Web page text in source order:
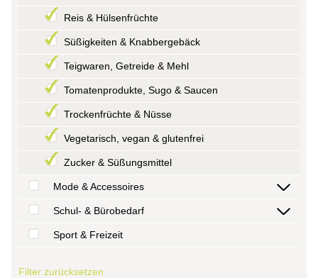
Reis & Hülsenfrüchte
Süßigkeiten & Knabbergebäck
Teigwaren, Getreide & Mehl
Tomatenprodukte, Sugo & Saucen
Trockenfrüchte & Nüsse
Vegetarisch, vegan & glutenfrei
Zucker & Süßungsmittel
Mode & Accessoires
Schul- & Bürobedarf
Sport & Freizeit
Filter zurücksetzen